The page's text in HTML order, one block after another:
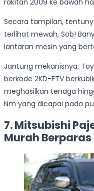
Secara tampilan,
terlihat mewah, Sob!
lantaran mesin yang
Jantung mekanisnya,
berkode 2KD-FTV
meghasilkan tenaga
Nm yang dicapai pada
7. Mitsubishi
Murah